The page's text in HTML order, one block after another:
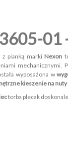
01
pianką marki Nexon
mechanicznymi.
wyposażona w
kieszenie na
torba plecak